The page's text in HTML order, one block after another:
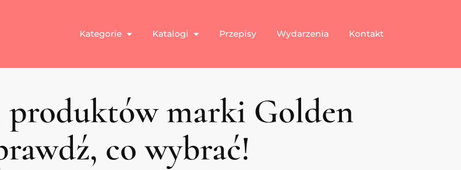
Kategorie Katalogi Przepisy Wydarzenia Kontakt
produktów marki Golden
co wybrać!